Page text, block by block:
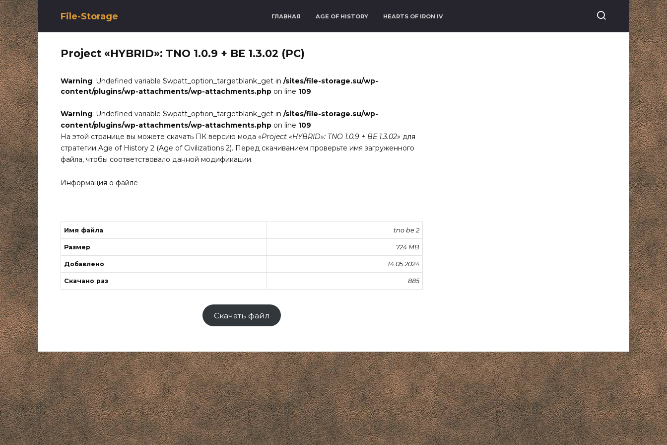
Перейти
к
содержанию
File-Storage ГЛАВНАЯ AGE OF HISTORY HEARTS OF IRON IV
Project «HYBRID»: TNO 1.0.9 + BE 1.3.02 (PC)
Warning: Undefined variable $wpatt_option_targetblank_get in /sites/file-storage.su/wp-
content/plugins/wp-attachments/wp-attachments.php on line 109
Warning: Undefined variable $wpatt_option_targetblank_get in /sites/file-storage.su/wp-
content/plugins/wp-attachments/wp-attachments.php on line 109
На этой странице вы можете скачать ПК версию мода «Project «HYBRID»: TNO 1.0.9 + BE 1.3.02» для
стратегии Age of History 2 (Age of Civilizations 2). Перед скачиванием проверьте имя загруженного
файла, чтобы соответствовало данной модификации.
Информация о файле
Имя файла tno be 2
Размер 724 MB
Добавлено 14.05.2024
Скачано раз 885
Скачать файл